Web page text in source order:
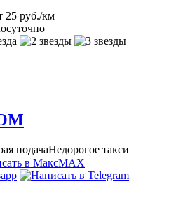
25 руб./км
подачаНедорогое такси
MAX